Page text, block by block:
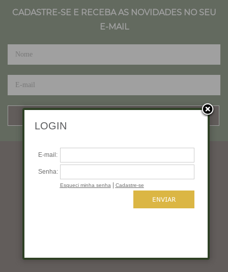
CADASTRE-SE E RECEBA AS NOVIDADES NO SEU
E-MAIL
Horários de funcionamento
Sexta: 10:00 às 18:00